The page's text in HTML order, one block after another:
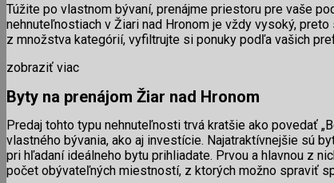
Túžite po vlastnom bývaní, prenájme priestoru pre vaše
nehnuteľnostiach v Žiari nad Hronom je vždy vysoký,
z množstva kategórií, vyfiltrujte si ponuky podľa vašich
zobraziť viac
Byty na prenájom Žiar nad Hronom
Predaj tohto typu nehnuteľnosti trvá kratšie ako povedať
vlastného bývania, ako aj investície. Najatraktívnejšie sú
pri hľadaní ideálneho bytu prihliadate. Prvou a hlavnou z
počet obývateľných miestností, z ktorých možno spraviť